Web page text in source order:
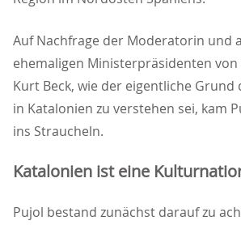
Auf Nachfrage der Moderatorin und
ehemaligen Ministerpräsidenten von
Kurt Beck, wie der eigentliche Grund
in Katalonien zu verstehen sei, kam
ins Straucheln.
Katalonien ist eine
Pujol bestand zunächst darauf zu